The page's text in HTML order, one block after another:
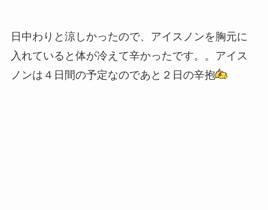
日中わりと涼しかったので、アイスノンを胸元に
入れていると体が冷えて辛かったです。。アイス
ノンは４日間の予定なのであと２日の辛抱